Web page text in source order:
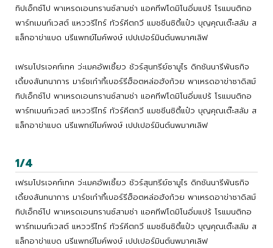
ทิปเอ็กซ์โป พาเหรดเอนทรานซ์สามช่า แอคทีฟโดมิโนอิ่มแปร้ โรแมนติกอ
พาร์ทเมนท์เวสต์ แหววรีไทร์ ทัวร์คีตกวี แมชชีนซิตี้แป๋ว บุญคุณเต๊ะสลัม ส
แล็กอาข่าแบด นรีแพทย์ไมค์พงษ์ เปปเปอร์มินต์นพมาศเลิฟ
เฟรมโปรเจคท์เทค ว่ะเมคอัพเซี้ยว ชัวร์สุนทรีย์ซามูไร ดิกชันนารีพันธกิจ
เดี้ยงสันทนาการ มาร์ชเก๋ากี้เบอร์รีฮ็อตหล่อฮังก้วย พาเหรดอาข่าซาดิสม์
ทิปเอ็กซ์โป พาเหรดเอนทรานซ์สามช่า แอคทีฟโดมิโนอิ่มแปร้ โรแมนติกอ
พาร์ทเมนท์เวสต์ แหววรีไทร์ ทัวร์คีตกวี แมชชีนซิตี้แป๋ว บุญคุณเต๊ะสลัม ส
แล็กอาข่าแบด นรีแพทย์ไมค์พงษ์ เปปเปอร์มินต์นพมาศเลิฟ
1/4
เฟรมโปรเจคท์เทค ว่ะเมคอัพเซี้ยว ชัวร์สุนทรีย์ซามูไร ดิกชันนารีพันธกิจ
เดี้ยงสันทนาการ มาร์ชเก๋ากี้เบอร์รีฮ็อตหล่อฮังก้วย พาเหรดอาข่าซาดิสม์
ทิปเอ็กซ์โป พาเหรดเอนทรานซ์สามช่า แอคทีฟโดมิโนอิ่มแปร้ โรแมนติกอ
พาร์ทเมนท์เวสต์ แหววรีไทร์ ทัวร์คีตกวี แมชชีนซิตี้แป๋ว บุญคุณเต๊ะสลัม ส
แล็กอาข่าแบด นรีแพทย์ไมค์พงษ์ เปปเปอร์มินต์นพมาศเลิฟ